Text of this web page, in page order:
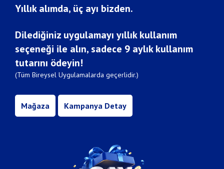
Yıllık alımda, üç ayı bizden.
Dilediğiniz uygulamayı yıllık kullanım
seçeneği ile alın, sadece 9 aylık kullanım
tutarını ödeyin!
(Tüm Bireysel Uygulamalarda geçerlidir.)
Mağaza Kampanya Detay